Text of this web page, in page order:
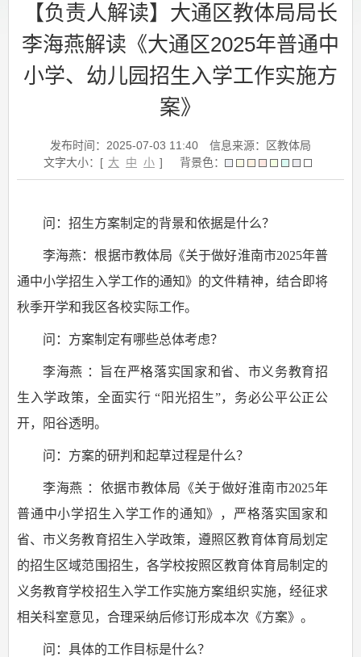
【负责人解读】大通区教体局局长
李海燕解读《大通区2025年普通中
小学、幼儿园招生入学工作实施方
案》
发布时间：2025-07-03 11:40
信息来源：区教体局
文字大小：[ 大 中 小 ] 背景色：
问：招生方案制定的背景和依据是什么？
李海燕：根据市教体局《关于做好淮南市2025年普
通中小学招生入学工作的通知》的文件精神，结合即将
秋季开学和我区各校实际工作。
问：方案制定有哪些总体考虑？
李海燕 ：旨在严格落实国家和省、市义务教育招
生入学政策，全面实行 “阳光招生”，务必公平公正公
开，阳谷透明。
问：方案的研判和起草过程是什么？
李海燕 ：依据市教体局《关于做好淮南市2025年
普通中小学招生入学工作的通知》，严格落实国家和
省、市义务教育招生入学政策，遵照区教育体育局划定
的招生区域范围招生，各学校按照区教育体育局制定的
义务教育学校招生入学工作实施方案组织实施，经征求
相关科室意见，合理采纳后修订形成本次《方案》。
问：具体的工作目标是什么？